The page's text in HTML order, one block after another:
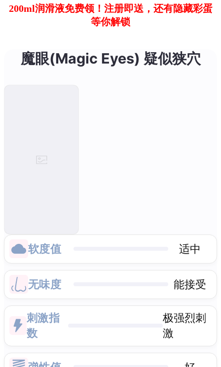
200ml润滑液免费领！注册即送，还有隐藏彩蛋
等你解锁
魔眼(Magic Eyes) 疑似狭穴
软度值 适中
无味度 能接受
刺激指
数
极强烈刺
激